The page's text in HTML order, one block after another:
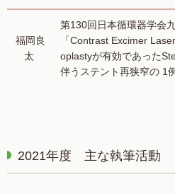
福岡良
太
第130回日本循環器学会
「Contrast Excimer
oplastyが有効であった
伴うステント再狭窄の 1例
2021年度 主な執筆活動